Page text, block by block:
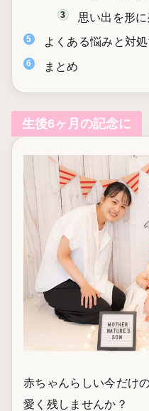
思い出を形
よくある悩みと対処
まとめ
生後6ヶ月の記念に
赤ちゃんらしい今だけ
愛く残しませんか？